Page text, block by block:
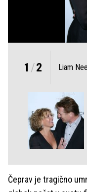
1 /2 Liam
Čeprav je tragično